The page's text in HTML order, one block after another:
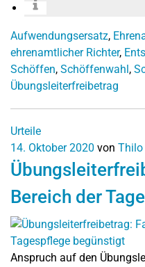
Aufwendungsersatz,
ehrenamtlicher Richter,
Schöffen, Schöffenwahl,
Übungsleiterfreibetrag
Urteile
14. Oktober 2020 von Thilo
Bereich der
Anspruch auf den